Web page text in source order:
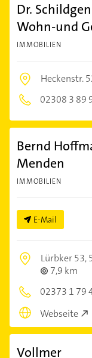
Dr.
Wohn-und
IMMOBILIEN
Heckenstr.
02308 3 89
Bernd
Menden
IMMOBILIEN
E-Mail
Lürbker 53,
7,9 km
02373 1 79
Webseite
Vollmer